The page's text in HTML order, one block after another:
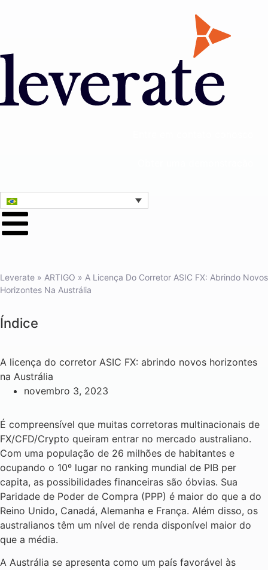
Leverate » ARTIGO » A Licença Do Corretor ASIC FX: Abrindo Novos
Horizontes Na Austrália
Índice
A licença do corretor ASIC FX: abrindo novos horizontes
na Austrália
novembro 3, 2023
É compreensível que muitas corretoras multinacionais de
FX/CFD/Crypto queiram entrar no mercado australiano.
Com uma população de 26 milhões de habitantes e
ocupando o 10º lugar no ranking mundial de PIB per
capita, as possibilidades financeiras são óbvias. Sua
Paridade de Poder de Compra (PPP) é maior do que a do
Reino Unido, Canadá, Alemanha e França. Além disso, os
australianos têm um nível de renda disponível maior do
que a média.
A Austrália se apresenta como um país favorável às